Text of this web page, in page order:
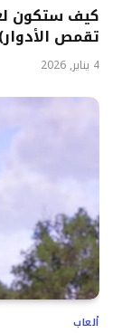
كيف ستكون
تقمص
4 يناير, 2026
ألعاب